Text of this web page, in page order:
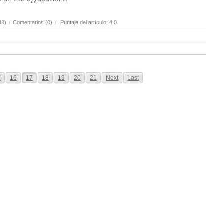
/ Comentarios (0) / Puntaje del artículo: 4.0
16 17 18 19 20 21 Next Last